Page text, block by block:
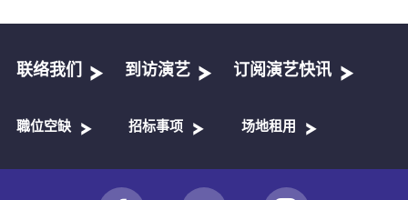
联络我们 到访演艺 订阅演艺快讯
職位空缺 招标事项 场地租用